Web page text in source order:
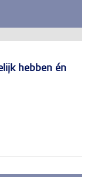
hebben én